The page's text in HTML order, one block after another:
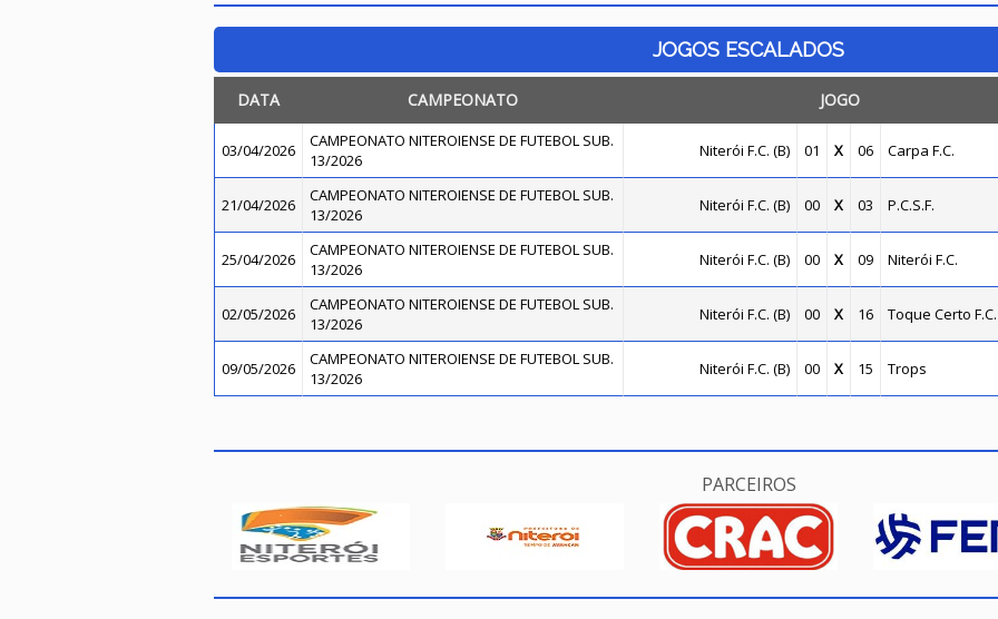
JOGOS ESCALADOS
DATA CAMPEONATO JOGO
03/04/2026
CAMPEONATO NITEROIENSE DE FUTEBOL SUB.
13/2026
Niterói F.C. (B) 01 X 06 Carpa F.C.
21/04/2026
CAMPEONATO NITEROIENSE DE FUTEBOL SUB.
13/2026
Niterói F.C. (B) 00 X 03 P.C.S.F.
25/04/2026
CAMPEONATO NITEROIENSE DE FUTEBOL SUB.
13/2026
Niterói F.C. (B) 00 X 09 Niterói F.C.
02/05/2026
CAMPEONATO NITEROIENSE DE FUTEBOL SUB.
13/2026
Niterói F.C. (B) 00 X 16 Toque Certo F.C.
09/05/2026
CAMPEONATO NITEROIENSE DE FUTEBOL SUB.
13/2026
Niterói F.C. (B) 00 X 15 Trops
PARCEIROS